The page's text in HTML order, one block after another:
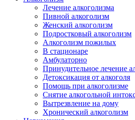
Лечение алкоголизма
Пивной алкоголизм
Женский алкоголизм
Подростковый алкоголизм
Алкоголизм пожилых
В стационаре
Амбулаторно
Принудительное лечение
Детоксикация от алкоголя
Помощь при алкоголизме
Снятие алкогольной
Вытрезвление на дому
Хронический алкоголизм